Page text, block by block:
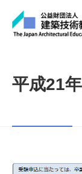
平成21